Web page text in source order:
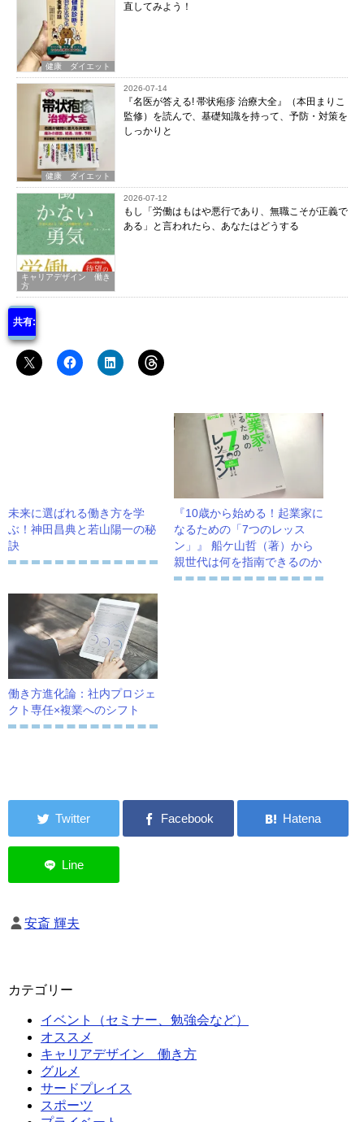
健康 ダイエット
直してみよう！
健康 ダイエット
2026-07-14
『名医が答える! 帯状疱疹 治療大全』（本田まりこ
監修）を読んで、基礎知識を持って、予防・対策を
しっかりと
キャリアデザイン 働き
方
2026-07-12
もし「労働はもはや悪行であり、無職こそが正義で
ある」と言われたら、あなたはどうする
共有:
未来に選ばれる働き方を学
ぶ！神田昌典と若山陽一の秘
訣
『10歳から始める！起業家に
なるための「7つのレッス
ン」』 船ケ山哲（著）から
親世代は何を指南できるのか
働き方進化論：社内プロジェ
クト専任×複業へのシフト
安斎 輝夫
カテゴリー
イベント（セミナー、勉強会など）
オススメ
キャリアデザイン 働き方
グルメ
サードプレイス
スポーツ